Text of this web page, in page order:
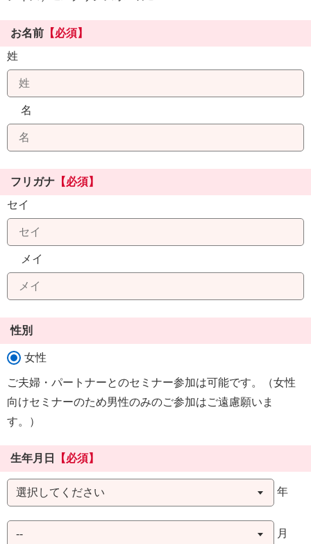
お名前 【必須】
姓
名
フリガナ 【必須】
セイ
メイ
性別
女性
ご夫婦・パートナーとのセミナー参加は可能です。（女性
向けセミナーのため男性のみのご参加はご遠慮願いま
す。）
生年月日 【必須】
年
月